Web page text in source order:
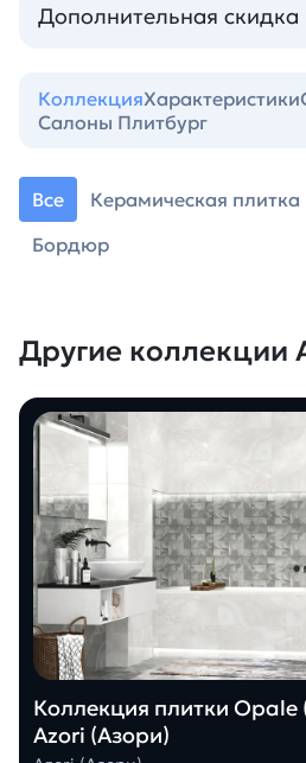
Дополнительная
КоллекцияХарактеристики
Салоны Плитбург
Все Керамическая плитка
Бордюр
Другие коллекции
Коллекция плитки Opale
Azori (Азори)